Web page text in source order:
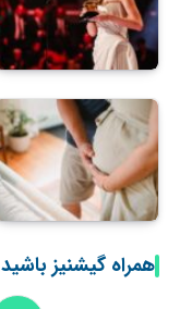
همراه گیشنیز باشید